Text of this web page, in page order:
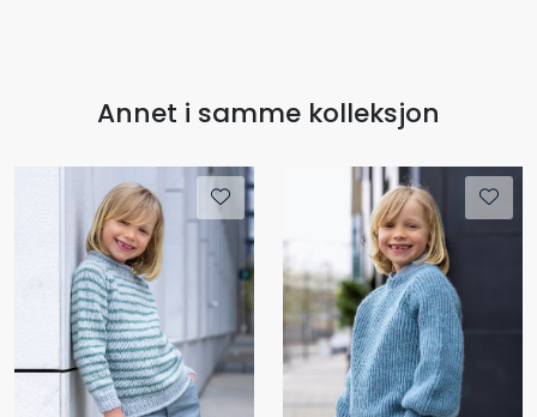
Annet i samme kolleksjon